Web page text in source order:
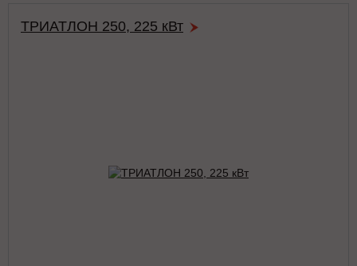
ТРИАТЛОН 250, 225 кВт